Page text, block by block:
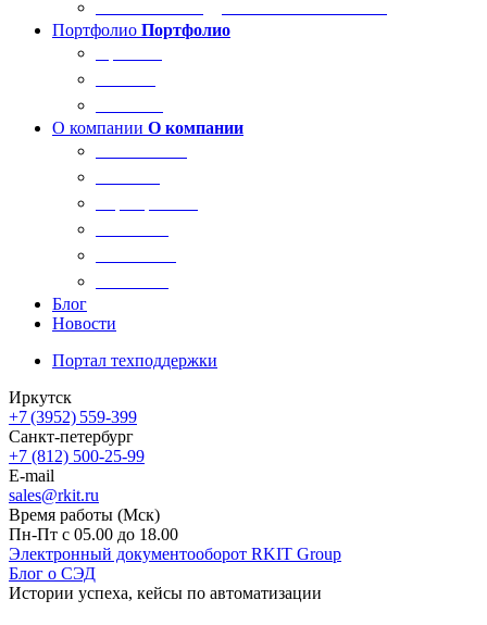
Портфолио Портфолио
О компании О компании
Блог
Новости
Портал техподдержки
Иркутск
+7 (3952) 559-399
Санкт-петербург
+7 (812) 500-25-99
E-mail
sales@rkit.ru
Время работы (Мск)
Пн-Пт с 05.00 до 18.00
Электронный документооборот RKIT Group
Блог о СЭД
Истории успеха, кейсы по автоматизации